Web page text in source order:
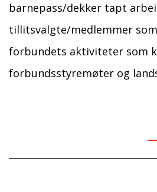
barnepass/dekker tapt
tillitsvalgte/medlemmer
forbundets aktiviteter som
forbundsstyremøter og